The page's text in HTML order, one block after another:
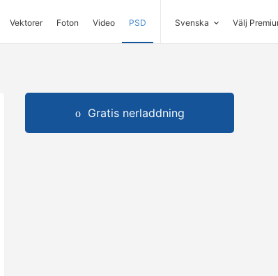
Vektorer Foton Video PSD Svenska Välj
Gratis nerladdning